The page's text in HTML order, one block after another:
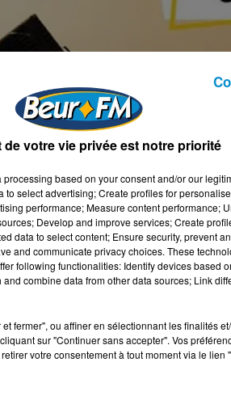
de votre vie privée est notre priorité
based on your consent and/or our
select advertising; Create profiles for
performance; Measure content performance;
Develop and improve services; Create
data to select content; Ensure security, prevent
and communicate privacy choices. These
following functionalities: Identify devices based
combine data from other data sources; Link
fermer", ou affiner en sélectionnant les finalités
sur "Continuer sans accepter". Vos
votre consentement à tout moment via le lien